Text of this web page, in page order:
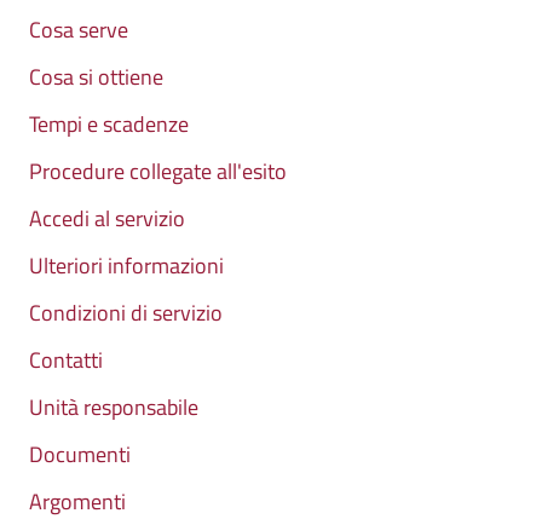
Cosa serve
Cosa si ottiene
Tempi e scadenze
Procedure collegate all'esito
Accedi al servizio
Ulteriori informazioni
Condizioni di servizio
Contatti
Unità responsabile
Documenti
Argomenti